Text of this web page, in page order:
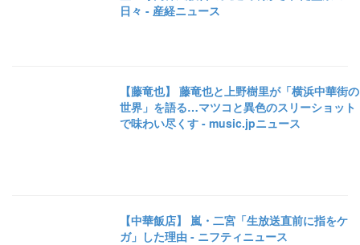
日々 - 産経ニュース
【藤竜也】 藤竜也と上野樹里が「横浜中華街の
世界」を語る…マツコと異色のスリーショット
で味わい尽くす - music.jpニュース
【中華飯店】 嵐・二宮「生放送直前に指をケ
ガ」した理由 - ニフティニュース